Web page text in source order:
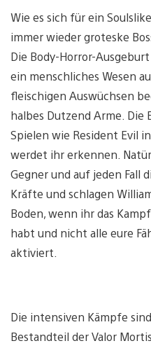
Wie es sich für ein
immer wieder groteske
Die Body-Horror-
ein menschliches Wesen
fleischigen Auswüchsen
halbes Dutzend Arme.
Spielen wie Resident Evil
werdet ihr erkennen.
Gegner und auf jeden Fall
Kräfte und schlagen
Boden, wenn ihr das
habt und nicht alle eure
aktiviert.
Die intensiven Kämpfe
Bestandteil der Valor